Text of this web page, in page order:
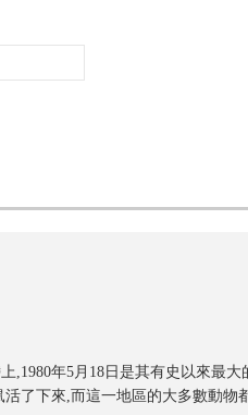
,1980年5月18日是其有史以來最
了下來,而這一地區的大多數動物